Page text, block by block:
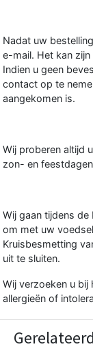
Nadat uw
e-mail. Het kan
Indien u geen
contact op te
aangekomen is.
Wij proberen altijd
zon- en
Wij gaan tijdens
om met uw
Kruisbesmetting
uit te sluiten.
Wij verzoeken u bij
allergieën of